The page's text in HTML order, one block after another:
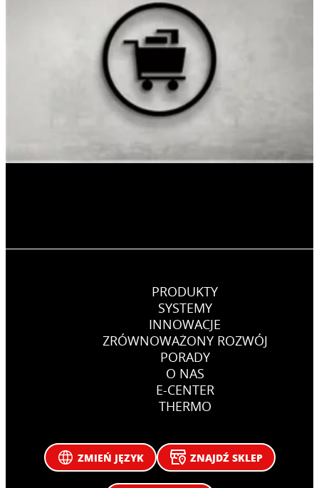
PRODUKTY
SYSTEMY
INNOWACJE
ZRÓWNOWAŻONY ROZWÓJ
PORADY
O NAS
E-CENTER
THERMO
ZMIEŃ JĘZYK ZNAJDŹ SKLEP